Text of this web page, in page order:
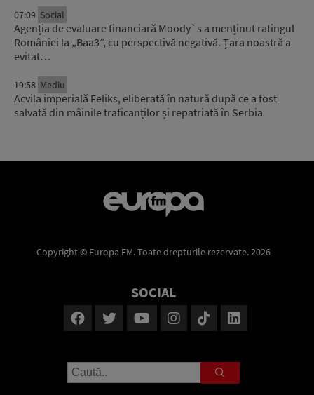
07:09 Social
Agenția de evaluare financiară Moody`s a menținut ratingul
României la „Baa3”, cu perspectivă negativă. Țara noastră a
evitat…
19:58 Mediu
Acvila imperială Feliks, eliberată în natură după ce a fost
salvată din mâinile traficanților și repatriată în Serbia
Copyright © Europa FM. Toate drepturile rezervate. 2026
SOCIAL